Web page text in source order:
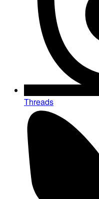
Threads